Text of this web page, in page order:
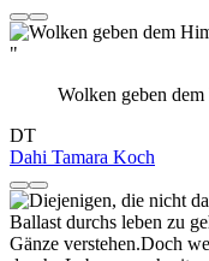
"
Wolken geben
DT
Dahi Tamara Koch